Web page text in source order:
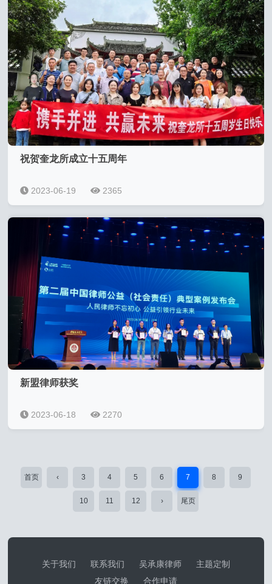
祝贺奎龙所成立十五周年
2023-06-19 2365
新盟律师获奖
2023-06-18 2270
首页 ‹ 3 4 5 6 7 8 9
10 11 12 › 尾页
关于我们 联系我们 吴承康律师
主题定制
友链交换
合作申请